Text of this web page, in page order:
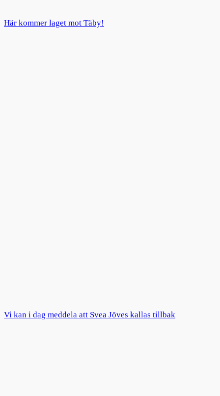
Här kommer laget mot Täby!
Vi kan i dag meddela att Svea Jöves kallas tillbak